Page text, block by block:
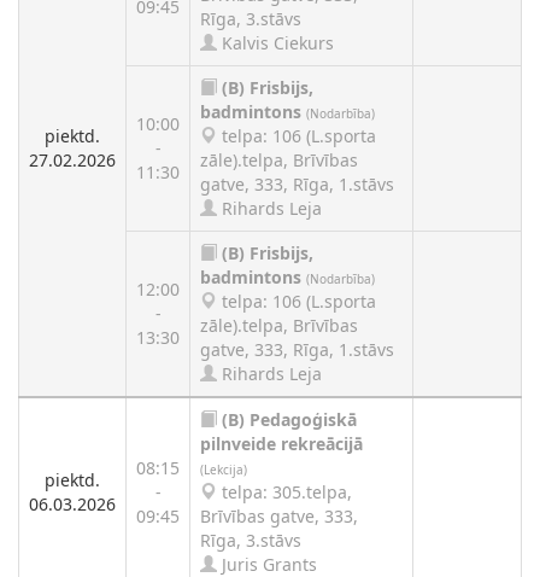
piektd.
27.02.2026
09:45
Rīga, 3.stāvs
Kalvis Ciekurs
10:00
-
11:30
(B) Frisbijs,
badmintons (Nodarbība)
telpa: 106 (L.sporta
zāle).telpa, Brīvības
gatve, 333, Rīga, 1.stāvs
Rihards Leja
12:00
-
13:30
(B) Frisbijs,
badmintons (Nodarbība)
telpa: 106 (L.sporta
zāle).telpa, Brīvības
gatve, 333, Rīga, 1.stāvs
Rihards Leja
piektd.
06.03.2026
08:15
-
09:45
(B) Pedagoģiskā
pilnveide rekreācijā
(Lekcija)
telpa: 305.telpa,
Brīvības gatve, 333,
Rīga, 3.stāvs
Juris Grants